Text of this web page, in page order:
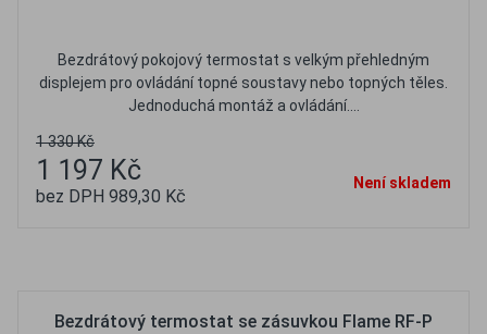
Bezdrátový pokojový termostat s velkým přehledným
displejem pro ovládání topné soustavy nebo topných těles.
Jednoduchá montáž a ovládání....
1 330 Kč
1 197 Kč
bez DPH 989,30 Kč
Není skladem
Bezdrátový termostat se zásuvkou Flame RF-P